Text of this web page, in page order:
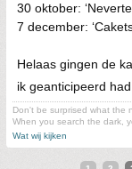
30 oktober:
7 december:
Helaas gingen de
ik geanticipeerd had
Don't be surprised what the
When you search the dark,
Wat wij kijken